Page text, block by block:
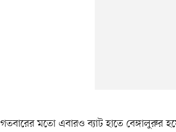
গতবারের মতো এবারও ব্যাট হাতে বেঙ্গালুরুর